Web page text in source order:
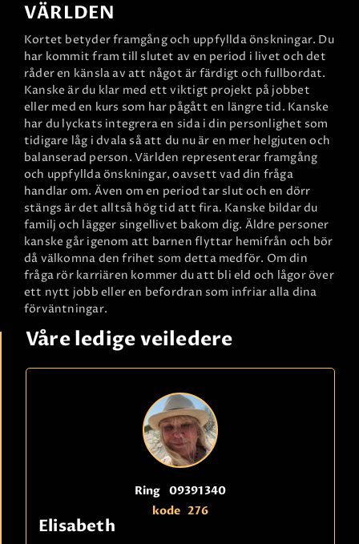
VÄRLDEN
Kortet betyder framgång och uppfyllda önskningar. Du
har kommit fram till slutet av en period i livet och det
råder en känsla av att något är färdigt och fullbordat.
Kanske är du klar med ett viktigt projekt på jobbet
eller med en kurs som har pågått en längre tid. Kanske
har du lyckats integrera en sida i din personlighet som
tidigare låg i dvala så att du nu är en mer helgjuten och
balanserad person. Världen representerar framgång
och uppfyllda önskningar, oavsett vad din fråga
handlar om. Även om en period tar slut och en dörr
stängs är det alltså hög tid att fira. Kanske bildar du
familj och lägger singellivet bakom dig. Äldre personer
kanske går igenom att barnen flyttar hemifrån och bör
då välkomna den frihet som detta medför. Om din
fråga rör karriären kommer du att bli eld och lågor över
ett nytt jobb eller en befordran som infriar alla dina
förväntningar.
Våre ledige veiledere
Ring 09391340
kode 276
Elisabeth